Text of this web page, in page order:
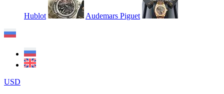
Hublot Audemars Piguet
USD